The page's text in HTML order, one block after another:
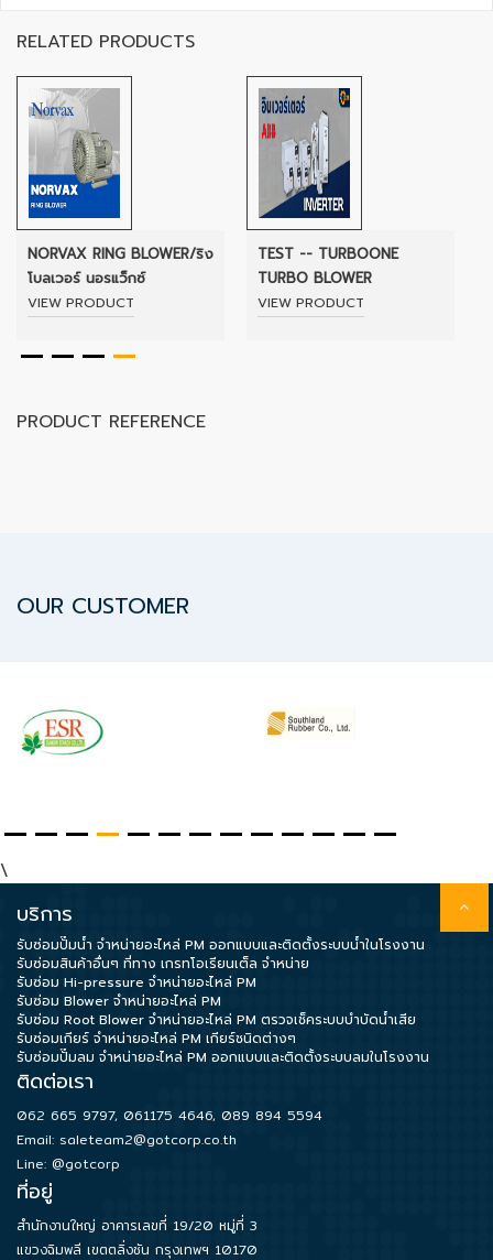
Repair
Reference
News
&
Activity
Center
Document
Contact
Us
Customer
RELATED PRODUCTS
NORVAX RING BLOWER/ริง
โบลเวอร์ นอรแว็กซ์
VIEW PRODUCT
TEST -- TURBOONE
TURBO BLOWER
VIEW PRODUCT
PRODUCT REFERENCE
OUR CUSTOMER
\
บริการ
รับซ่อมปั๊มน้ำ จำหน่ายอะไหล่ PM ออกแบบและติดตั้งระบบน้ำในโรงงาน
รับซ่อมสินค้าอื่นๆ ที่ทาง เกรทโอเรียนเต็ล จำหน่าย
รับซ่อม Hi-pressure จำหน่ายอะไหล่ PM
รับซ่อม Blower จำหน่ายอะไหล่ PM
รับซ่อม Root Blower จำหน่ายอะไหล่ PM ตรวจเช็คระบบบำบัดน้ำเสีย
รับซ่อมเกียร์ จำหน่ายอะไหล่ PM เกียร์ชนิดต่างๆ
รับซ่อมปั๊มลม จำหน่ายอะไหล่ PM ออกแบบและติดตั้งระบบลมในโรงงาน
ติดต่อเรา
062 665 9797, 061175 4646, 089 894 5594
Email: saleteam2@gotcorp.co.th
Line: @gotcorp
ที่อยู่
สำนักงานใหญ่ อาคารเลขที่ 19/20 หมู่ที่ 3
แขวงฉิมพลี เขตตลิ่งชัน กรุงเทพฯ 10170